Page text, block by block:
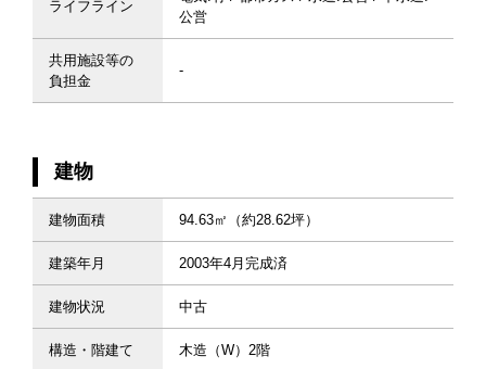
ライフライン
公営
共用施設等の
負担金
-
建物
建物面積 94.63㎡（約28.62坪）
建築年月 2003年4月完成済
建物状況 中古
構造・階建て 木造（W）2階